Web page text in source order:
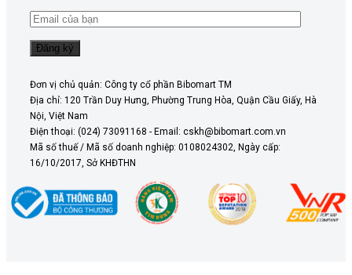
Đơn vị chủ quản: Công ty cổ phần Bibomart TM
Địa chỉ: 120 Trần Duy Hưng, Phường Trung Hòa, Quận Cầu Giấy, Hà
Nội, Việt Nam
Điện thoại: (024) 73091168 - Email: cskh@bibomart.com.vn
Mã số thuế / Mã số doanh nghiệp: 0108024302, Ngày cấp:
16/10/2017, Sở KHĐTHN